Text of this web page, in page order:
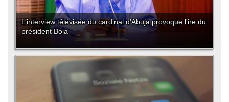
L’interview télévisée du cardinal d'Abuja provoque l'ire du
président Bola